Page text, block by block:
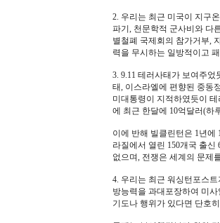
2. 우리는 최근 미국이 지구
파기, 천문학적 군사비와 다
별철폐 국제회의 참가거부,
력을 무시하는 일방적이고
3. 9.11 테러사태가 보여주
태, 이스라엘에 편향된 중동
미대통령이 지적하였듯이
에 최근 한달에 10억달러(하
이에 반해 빌클린턴은 1년
라질에서 열린 150개국 출
없으며, 전쟁은 세계의 문제
4. 우리는 최근 워싱턴포스
방능력을 과대포장하여 미
기도나 행위가 있다면 단호